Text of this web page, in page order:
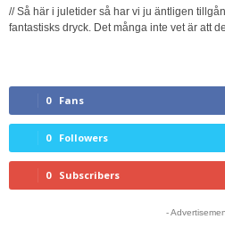
// Så här i juletider så har vi ju äntligen
fantastisks dryck. Det många inte vet är att
0 Fans
0 Followers
0 Subscribers
-